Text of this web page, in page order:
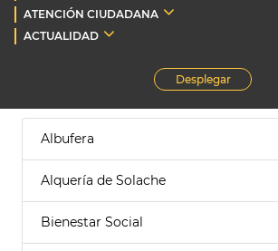
ATENCIÓN CIUDADANA
ACTUALIDAD
Desplegar
Albufera
Alquería de Solache
Bienestar Social